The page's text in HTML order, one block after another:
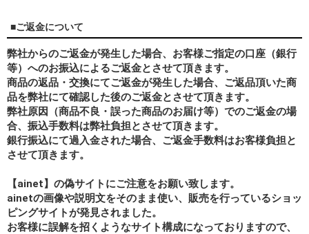
■ご返金について
弊社からのご返金が発生した場合、お客様ご指定の口座（銀行
等）へのお振込によるご返金とさせて頂きます。
商品の返品・交換にてご返金が発生した場合、ご返品頂いた商
品を弊社にて確認した後のご返金とさせて頂きます。
弊社原因（商品不良・誤った商品のお届け等）でのご返金の場
合、振込手数料は弊社負担とさせて頂きます。
銀行振込にて過入金された場合、ご返金手数料はお客様負担と
させて頂きます。
【ainet】の偽サイトにご注意をお願い致します。
ainetの画像や説明文をそのまま使い、販売を行っているショッ
ピングサイトが発見されました。
お客様に誤解を招くようなサイト構成になっておりますので、